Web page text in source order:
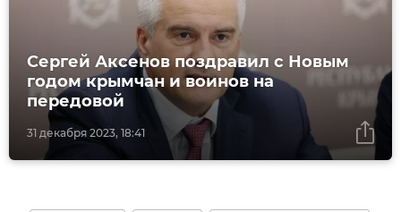
31 декабря 2023, 18:41
Сергей Аксенов поздравил с Новым
годом крымчан и воинов на
передовой